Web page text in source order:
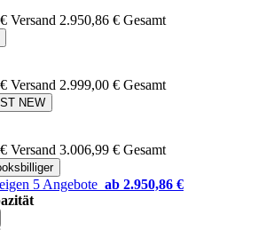
Versand 2.950,86 € Gesamt
Versand 2.999,00 € Gesamt
NEW
Versand 3.006,99 € Gesamt
5 Angebote ab 2.950,86 €